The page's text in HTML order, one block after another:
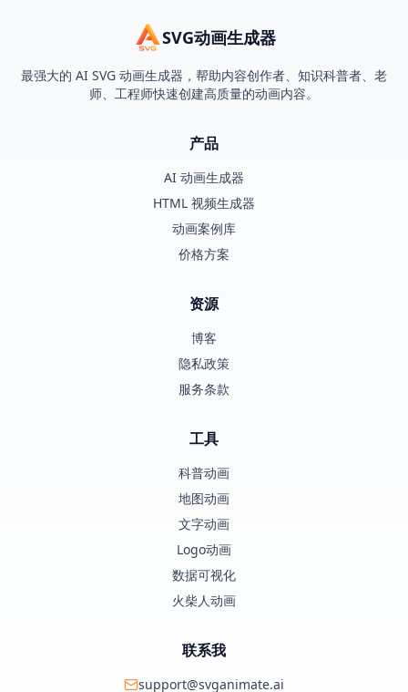
SVG动画生成器
最强大的 AI SVG 动画生成器，帮助内容创作者、知识科普者、老
师、工程师快速创建高质量的动画内容。
产品
AI 动画生成器
HTML 视频生成器
动画案例库
价格方案
资源
博客
隐私政策
服务条款
工具
科普动画
地图动画
文字动画
Logo动画
数据可视化
火柴人动画
联系我
support@svganimate.ai